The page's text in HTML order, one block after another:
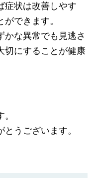
症状は改善しやす
できます。
かな異常でも見逃さ
切にすることが健康
うございます。